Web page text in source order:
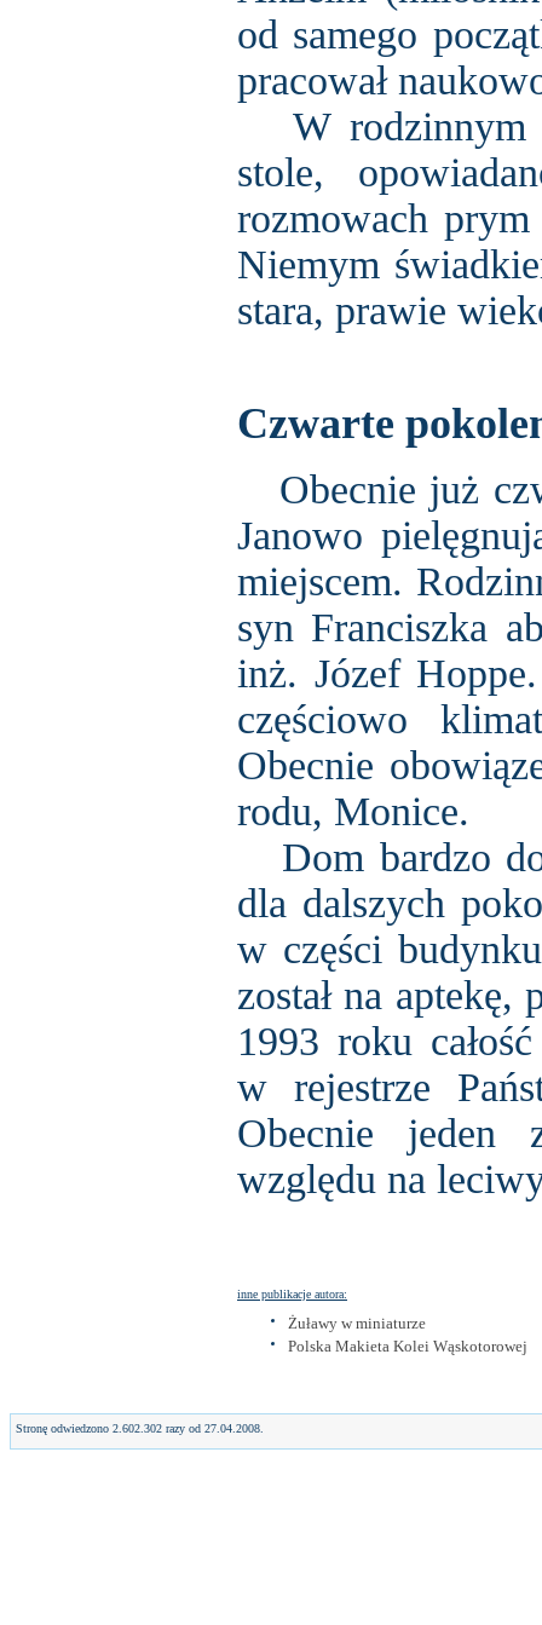
od samego
pracował
W rodzinnym
stole,
rozmowach prym
Niemym
stara, prawie
Czwarte
Obecnie już
Janowo
miejscem.
syn Franciszka
inż. Józef
częściowo
Obecnie
rodu, Monice.
Dom bardzo
dla dalszych
w części
został na
1993 roku
w rejestrze
Obecnie jeden
względu na
inne publikacje autora:
Żuławy w miniaturze
Polska Makieta Kolei Wąskotorowej
Stronę odwiedzono 2.602.302 razy od 27.04.2008.